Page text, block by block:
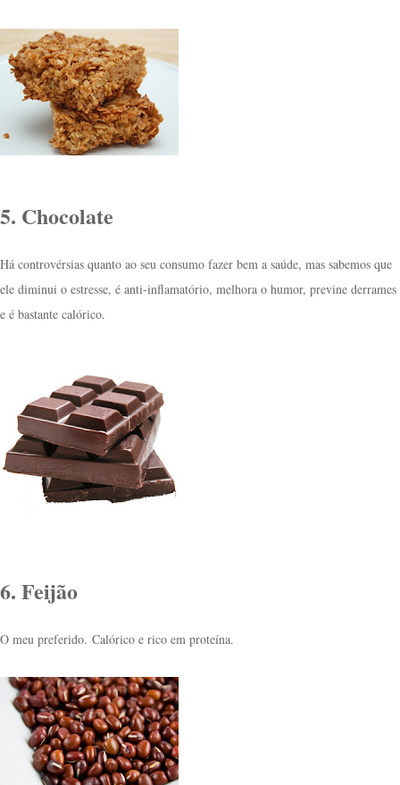
5. Chocolate
Há controvérsias quanto ao seu consumo fazer bem a saúde, mas sabemos que
ele diminui o estresse, é anti-inflamatório, melhora o humor, previne derrames
e é bastante calórico.
6. Feijão
O meu preferido. Calórico e rico em proteína.